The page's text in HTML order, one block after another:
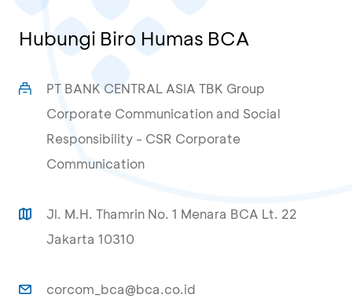
Hubungi Biro Humas BCA
PT BANK CENTRAL ASIA TBK Group
Corporate Communication and Social
Responsibility - CSR Corporate
Communication
Jl. M.H. Thamrin No. 1 Menara BCA Lt. 22
Jakarta 10310
corcom_bca@bca.co.id